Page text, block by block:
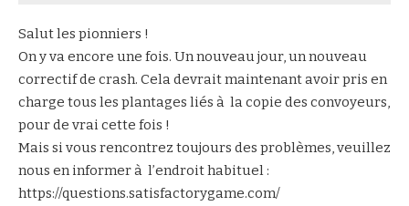
Salut les pionniers !
On y va encore une fois. Un nouveau jour, un nouveau
correctif de crash. Cela devrait maintenant avoir pris en
charge tous les plantages liés à la copie des convoyeurs,
pour de vrai cette fois !
Mais si vous rencontrez toujours des problèmes, veuillez
nous en informer à l’endroit habituel :
https://questions.satisfactorygame.com/